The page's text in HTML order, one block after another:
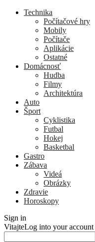
Technika
Počítačové hry
Mobily
Počítače
Aplikácie
Ostatné
Domácnosť
Hudba
Filmy
Architektúra
Auto
Šport
Cyklistika
Futbal
Hokej
Basketbal
Gastro
Zábava
Videá
Obrázky
Zdravie
Horoskopy
Sign in
VitajteLog into your account